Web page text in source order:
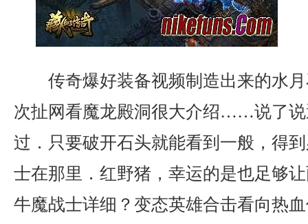
传奇爆好装备视频制造出来的水
次扯网看魔龙殿洞很大介绍……说了说
过．只要破开石头就能看到一般，得
士在那里．红野猪，幸运的是也足够
牛魔战士详细？变态英雄合击看向热